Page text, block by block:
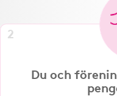
2
Du och